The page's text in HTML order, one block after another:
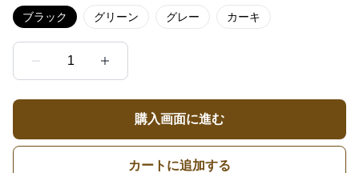
ブラック グリーン グレー カーキ
1
購入画面に進む
カートに追加する